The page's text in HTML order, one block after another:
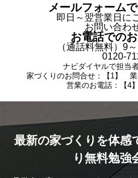
メールフォーム
即日～翌営業日に
お問い合わ
お電話での
（通話料無料）9
0120-
ナビダイヤルで担当
家づくりのお問合せ：【1】
営業のお電話：【4
最新の家づくりを体感
り無料勉強